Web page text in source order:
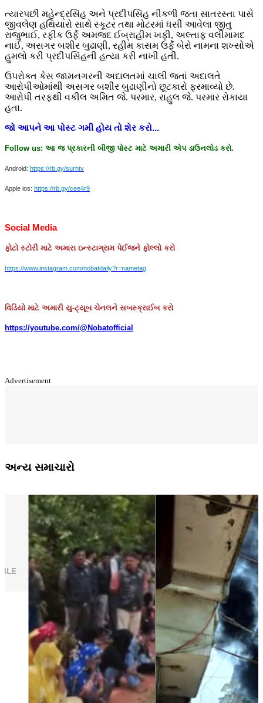
ત્યારપછી મહેન્દ્રસિંહ અને પ્રદીપસિંહ નીકળી જતા સાતરસ્તા પાસે
જીવલેણ હથિયારો સાથે સ્કૂટર તથા મોટરમાં ધસી આવેલા જીતુ
રાજુભાઈ, રફીક ઉર્ફે અમજદ ઈબ્રાહીમ ખફી, અલ્તાફ વલીમામદ
નાઈ, અસગર બશીર બુઢાણી, રહીમ કાસમ ઉર્ફે બેરો નામના શખ્સોએ
હુમલો કરી પ્રદીપસિંહની હત્યા કરી નાખી હતી.
ઉપરોક્ત કેસ જામનગરની અદાલતમાં ચાલી જતાં અદાલતે
આરોપીઓમાંથી અસગર બશીર બુઢાણીનો છૂટકારો ફરમાવ્યો છે.
આરોપી તરફથી વકીલ અમિત જે. પરમાર, રાહુલ જે. પરમાર રોકાયા
હતા.
જો આપને આ પોસ્ટ ગમી હોય તો શેર કરો...
Follow us: આ જ પ્રકારની બીજી પોસ્ટ માટે અમારી એપ ડાઉનલોડ કરો.
Android: https://rb.gy/surhtv
Apple ios: https://rb.gy/cee4r9
Social Media
ફોટો સ્ટોરી માટે અમારા ઇન્સ્ટાગ્રામ પેઈજને ફોલ્લો કરો
https://www.instagram.com/nobatdaily?r=nametag
વિડિયો માટે અમારી યુ-ટ્યૂબ ચેનલને સબસ્ક્રાઈબ કરો
https://youtube.com/@Nobatofficial
Advertisement
અન્ય સમાચારો